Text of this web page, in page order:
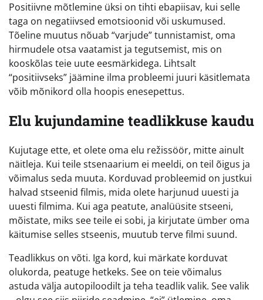
Positiivne mõtlemine üksi on tihti ebapiisav, kui selle
taga on negatiivsed emotsioonid või uskumused.
Tõeline muutus nõuab “varjude” tunnistamist, oma
hirmudele otsa vaatamist ja tegutsemist, mis on
kooskõlas teie uute eesmärkidega. Lihtsalt
“positiivseks” jäämine ilma probleemi juuri käsitlemata
võib mõnikord olla hoopis enesepettus.
Elu kujundamine teadlikkuse kaudu
Kujutage ette, et olete oma elu režissöör, mitte ainult
näitleja. Kui teile stsenaarium ei meeldi, on teil õigus ja
võimalus seda muuta. Korduvad probleemid on justkui
halvad stseenid filmis, mida olete harjunud uuesti ja
uuesti filmima. Kui aga peatute, analüüsite stseeni,
mõistate, miks see teile ei sobi, ja kirjutate ümber oma
käitumise selles stseenis, muutub terve filmi suund.
Teadlikkus on võti. Iga kord, kui märkate korduvat
olukorda, peatuge hetkeks. See on teie võimalus
astuda välja autopiloodilt ja teha teadlik valik. See valik